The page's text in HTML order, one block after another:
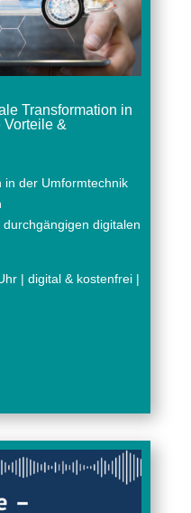
Transformation in
Vorteile &
in der Umformtechnik
digitalen
| digital & kostenfrei |